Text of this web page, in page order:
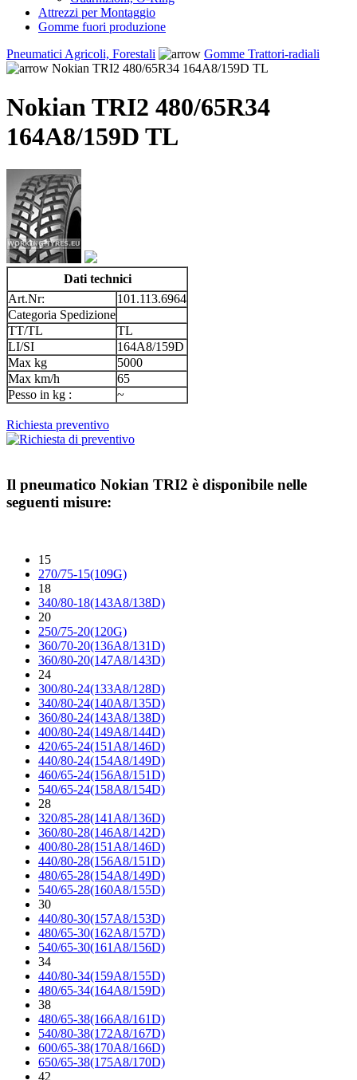
Attrezzi per Montaggio
Gomme fuori produzione
Pneumatici Agricoli, Forestali
Gomme Trattori-radiali
Nokian TRI2 480/65R34 164A8/159D TL
Nokian TRI2 480/65R34
164A8/159D TL
Dati technici
Art.Nr:
101.113.6964
Categoria Spedizione
TT/TL
TL
LI/SI
164A8/159D
Max kg
5000
Max km/h
65
Pesso in kg :
~
Richiesta preventivo
Il pneumatico Nokian TRI2 è disponibile nelle
seguenti misure:
15
270/75-15(109G)
18
340/80-18(143A8/138D)
20
250/75-20(120G)
360/70-20(136A8/131D)
360/80-20(147A8/143D)
24
300/80-24(133A8/128D)
340/80-24(140A8/135D)
360/80-24(143A8/138D)
400/80-24(149A8/144D)
420/65-24(151A8/146D)
440/80-24(154A8/149D)
460/65-24(156A8/151D)
540/65-24(158A8/154D)
28
320/85-28(141A8/136D)
360/80-28(146A8/142D)
400/80-28(151A8/146D)
440/80-28(156A8/151D)
480/65-28(154A8/149D)
540/65-28(160A8/155D)
30
440/80-30(157A8/153D)
480/65-30(162A8/157D)
540/65-30(161A8/156D)
34
440/80-34(159A8/155D)
480/65-34(164A8/159D)
38
480/65-38(166A8/161D)
540/80-38(172A8/167D)
600/65-38(170A8/166D)
650/65-38(175A8/170D)
42